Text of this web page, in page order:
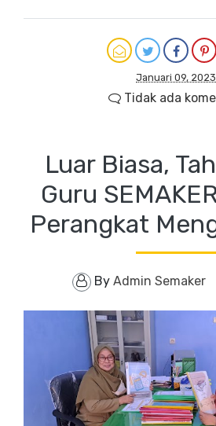
Januari 09, 2023
Tidak ada
Luar Biasa,
Guru
Perangkat
By Admin Semaker